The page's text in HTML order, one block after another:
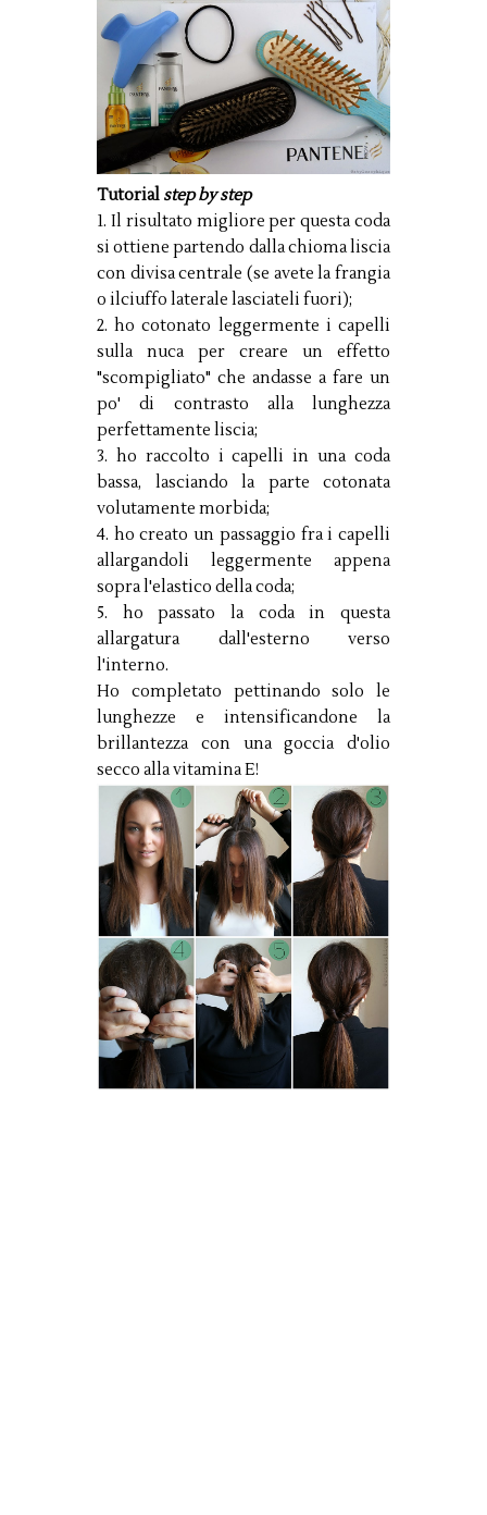
Tutorial step by step
1. Il risultato migliore per questa coda
si ottiene partendo dalla chioma liscia
con divisa centrale (se avete la frangia
o ilciuffo laterale lasciateli fuori);
2. ho cotonato leggermente i capelli
sulla nuca per creare un effetto
"scompigliato" che andasse a fare un
po' di contrasto alla lunghezza
perfettamente liscia;
3. ho raccolto i capelli in una coda
bassa, lasciando la parte cotonata
volutamente morbida;
4. ho creato un passaggio fra i capelli
allargandoli leggermente appena
sopra l'elastico della coda;
5. ho passato la coda in questa
allargatura dall'esterno verso
l'interno.
Ho completato pettinando solo le
lunghezze e intensificandone la
brillantezza con una goccia d'olio
secco alla vitamina E!